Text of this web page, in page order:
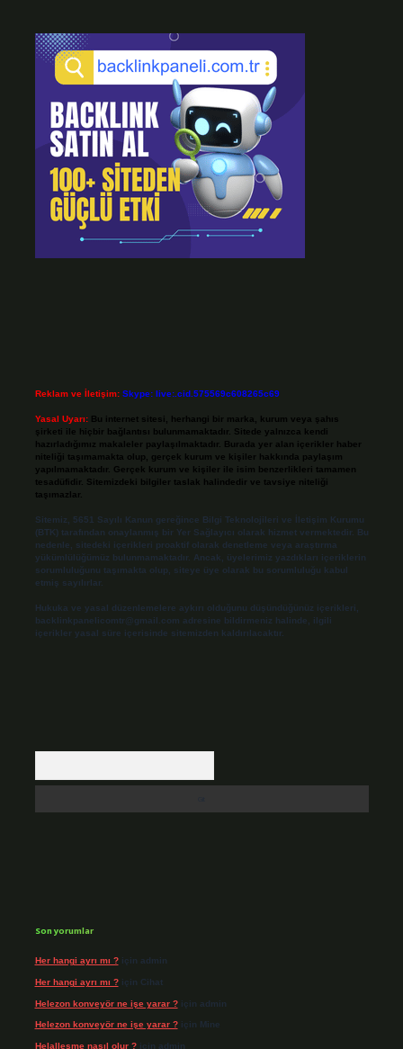
Reklam ve İletişim: Skype: live:.cid.575569c608265c69
Yasal Uyarı: Bu internet sitesi, herhangi bir marka, kurum veya şahıs
şirketi ile hiçbir bağlantısı bulunmamaktadır. Sitede yalnızca kendi
hazırladığımız makaleler paylaşılmaktadır. Burada yer alan içerikler haber
niteliği taşımamakta olup, gerçek kurum ve kişiler hakkında paylaşım
yapılmamaktadır. Gerçek kurum ve kişiler ile isim benzerlikleri tamamen
tesadüfidir. Sitemizdeki bilgiler taslak halindedir ve tavsiye niteliği
taşımazlar.
Sitemiz, 5651 Sayılı Kanun gereğince Bilgi Teknolojileri ve İletişim Kurumu
(BTK) tarafından onaylanmış bir Yer Sağlayıcı olarak hizmet vermektedir. Bu
nedenle, sitedeki içerikleri proaktif olarak denetleme veya araştırma
yükümlülüğümüz bulunmamaktadır. Ancak, üyelerimiz yazdıkları içeriklerin
sorumluluğunu taşımakta olup, siteye üye olarak bu sorumluluğu kabul
etmiş sayılırlar.
Hukuka ve yasal düzenlemelere aykırı olduğunu düşündüğünüz içerikleri,
backlinkpanelicomtr@gmail.com adresine bildirmeniz halinde, ilgili
içerikler yasal süre içerisinde sitemizden kaldırılacaktır.
Son yorumlar
Her hangi ayrı mı ?için admin
Her hangi ayrı mı ?için Cihat
Helezon konveyör ne işe yarar ?için admin
Helezon konveyör ne işe yarar ?için Mine
Helalleşme nasıl olur ?için admin